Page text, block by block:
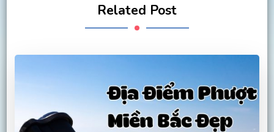
Related Post